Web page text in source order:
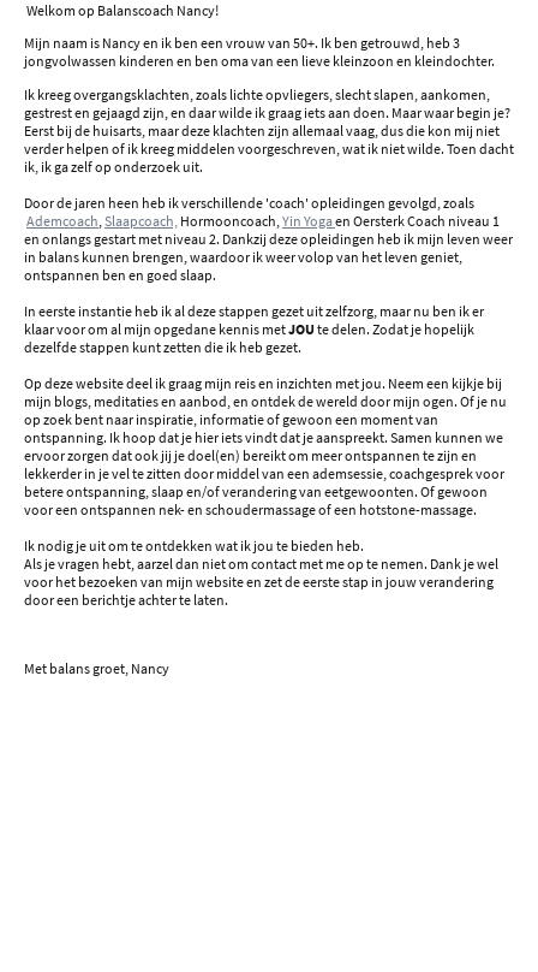
Welkom op Balanscoach Nancy!
Mijn naam is Nancy en ik ben een vrouw van 50+. Ik ben getrouwd, heb 3
jongvolwassen kinderen en ben oma van een lieve kleinzoon en kleindochter.
Ik kreeg overgangsklachten, zoals lichte opvliegers, slecht slapen, aankomen,
gestrest en gejaagd zijn, en daar wilde ik graag iets aan doen. Maar waar begin je?
Eerst bij de huisarts, maar deze klachten zijn allemaal vaag, dus die kon mij niet
verder helpen of ik kreeg middelen voorgeschreven, wat ik niet wilde. Toen dacht
ik, ik ga zelf op onderzoek uit.
Door de jaren heen heb ik verschillende 'coach' opleidingen gevolgd, zoals
Ademcoach Slaapcoach, Hormooncoach, Yin Yogaen Oersterk Coach niveau 1
en onlangs gestart met niveau 2. Dankzij deze opleidingen heb ik mijn leven weer
in balans kunnen brengen, waardoor ik weer volop van het leven geniet,
ontspannen ben en goed slaap.
In eerste instantie heb ik al deze stappen gezet uit zelfzorg, maar nu ben ik er
klaar voor om al mijn opgedane kennis metJOU te delen. Zodat je hopelijk
dezelfde stappen kunt zetten die ik heb gezet.
Op deze website deel ik graag mijn reis en inzichten met jou. Neem een kijkje bij
mijn blogs, meditaties en aanbod, en ontdek de wereld door mijn ogen. Of je nu
op zoek bent naar inspiratie, informatie of gewoon een moment van
ontspanning. Ik hoop dat je hier iets vindt dat je aanspreekt. Samen kunnen we
ervoor zorgen dat ook jij je doel(en) bereikt om meer ontspannen te zijn en
lekkerder in je vel te zitten door middel van een ademsessie, coachgesprek voor
betere ontspanning, slaap en/of verandering van eetgewoonten. Of gewoon
voor een ontspannen nek- en schoudermassage of een hotstone-massage.
Ik nodig je uit om te ontdekken wat ik jou te bieden heb.
Als je vragen hebt, aarzel dan niet om contact met me op te nemen. Dank je wel
voor het bezoeken van mijn website en zet de eerste stap in jouw verandering
door een berichtje achter te laten.
Met balans groet, Nancy